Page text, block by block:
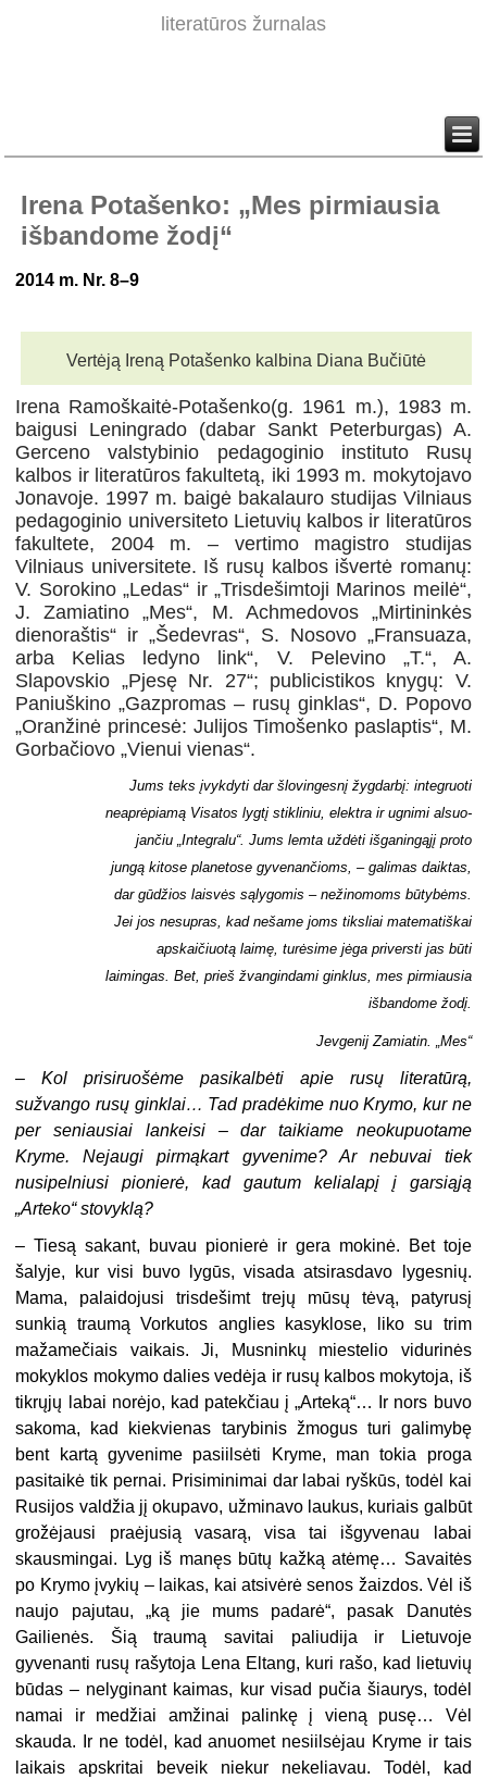
literatūros žurnalas
Irena Potašenko: „Mes pirmiausia
išbandome žodį“
2014 m. Nr. 8–9
Vertėją Ireną Potašenko kalbina Diana Bučiūtė
Irena Ramoškaitė-Potašenko(g. 1961 m.), 1983 m.
baigusi Leningrado (dabar Sankt Peterburgas) A.
Gerceno valstybinio pedagoginio instituto Rusų
kalbos ir literatūros fakultetą, iki 1993 m. mokytojavo
Jonavoje. 1997 m. baigė bakalauro studijas Vilniaus
pedagoginio uni­versiteto Lietuvių kalbos ir literatūros
fakultete, 2004 m. – vertimo magistro studijas
Vilniaus universitete. Iš rusų kalbos išvertė romanų:
V. Sorokino „Ledas“ ir „Trisdešimtoji Marinos meilė“,
J. Zamiatino „Mes“, M. Achmedovos „Mirtininkės
dienoraštis“ ir „Šedevras“, S. Nosovo „Fransuaza,
arba Kelias ledyno link“, V. Pelevino „T.“, A.
Slapovskio „Pjesę Nr. 27“; publicistikos knygų: V.
Paniuškino „Gazpromas – rusų ginklas“, D. Popovo
„Oranžinė princesė: Julijos Timošenko paslaptis“, M.
Gorbačiovo „Vienui vienas“.
Jums teks įvykdyti dar šlovingesnį žygdarbį: integruoti
neaprėpiamą Visatos lygtį stikliniu, elektra ir ugnimi alsuo­
jančiu „Integralu“. Jums lemta uždėti išganingąjį proto
jungą kitose planetose gyvenančioms, – galimas daiktas,
dar gūdžios laisvės sąlygomis – nežinomoms būtybėms.
Jei jos nesupras, kad nešame joms tiksliai matematiškai
apskai­čiuotą laimę, turėsime jėga priversti jas būti
laimingas. Bet, prieš žvangindami ginklus, mes pirmiausia
išbandome žodį.
Jevgenij Zamiatin. „Mes“
–Kol prisiruošėme pasikalbėti apie rusų literatūrą,
sužvango rusų ginklai… Tad pradėkime nuo Krymo, kur ne
per seniausiai lankeisi – dar taikiame neokupuotame
Kryme. Nejaugi pirmąkart gyvenime? Ar nebuvai tiek
nusipelniusi pionierė, kad gautum kelialapį į garsiąją
„Arteko“ stovyklą?
–Tiesą sakant, buvau pionierė ir gera mokinė. Bet toje
šalyje, kur visi buvo lygūs, visada atsirasdavo lygesnių.
Mama, palaidojusi trisdešimt trejų mūsų tėvą, patyrusį
sunkią traumą Vorkutos anglies kasyklose, liko su trim
mažame­čiais vaikais. Ji, Musninkų miestelio vidurinės
mokyklos mokymo dalies vedėja ir rusų kalbos mokytoja, iš
tikrųjų labai norėjo, kad patekčiau į „Arteką“… Ir nors buvo
sakoma, kad kiekvienas tarybinis žmogus turi galimybę
bent kartą gyve­nime pasiilsėti Kryme, man tokia proga
pasitaikė tik pernai. Prisiminimai dar labai ryškūs, todėl kai
Rusijos valdžia jį okupavo, užminavo laukus, kuriais gal­būt
grožėjausi praėjusią vasarą, visa tai išgyvenau labai
skausmingai. Lyg iš manęs būtų kažką atėmę… Savaitės
po Krymo įvykių – laikas, kai atsivėrė senos žaizdos. Vėl iš
naujo pajutau, „ką jie mums padarė“, pasak Danutės
Gailienės. Šią traumą savitai paliudija ir Lietuvoje
gyvenanti rusų rašytoja Lena Eltang, kuri rašo, kad lietuvių
būdas – nelyginant kaimas, kur visad pučia šiaurys, todėl
namai ir medžiai amžinai palinkę į vieną pusę… Vėl
skauda. Ir ne todėl, kad anuomet nesiilsėjau Kryme ir tais
laikais apskritai beveik niekur nekeliavau. Todėl, kad